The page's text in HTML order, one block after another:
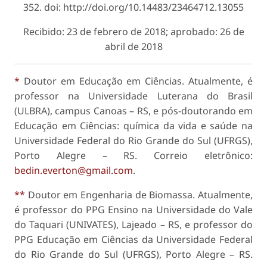
352. doi: http://doi.org/10.14483/23464712.13055
Recibido: 23 de febrero de 2018; aprobado: 26 de
abril de 2018
* Doutor em Educação em Ciências. Atualmente, é
professor na Universidade Luterana do Brasil
(ULBRA), campus Canoas – RS, e pós-doutorando em
Educação em Ciências: química da vida e saúde na
Universidade Federal do Rio Grande do Sul (UFRGS),
Porto Alegre – RS. Correio eletrônico:
bedin.everton@gmail.com.
** Doutor em Engenharia de Biomassa. Atualmente,
é professor do PPG Ensino na Universidade do Vale
do Taquari (UNIVATES), Lajeado – RS, e professor do
PPG Educação em Ciências da Universidade Federal
do Rio Grande do Sul (UFRGS), Porto Alegre – RS.